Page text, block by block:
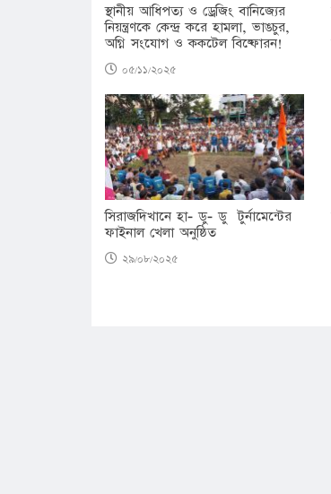
স্থানীয় আধিপত্য ও ড্রেজিং বানিজ্যের
নিয়ন্ত্রণকে কেন্দ্র করে হামলা, ভাঙচুর,
অগ্নি সংযোগ ও ককটেল বিষ্ফোরন!
০৫/১১/২০২৫
সিরাজদিখানে হা- ডু- ডু টুর্নামেন্টের
ফাইনাল খেলা অনুষ্ঠিত
২৯/০৮/২০২৫